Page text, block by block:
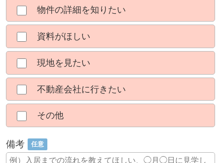
物件の詳細を知りたい
資料がほしい
現地を見たい
不動産会社に行きたい
その他
備考 任意